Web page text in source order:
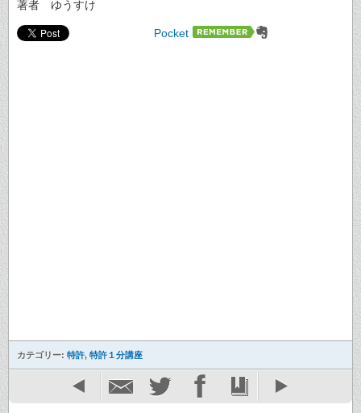
著者 ゆうすけ
Pocket
カテゴリー: 特許, 特許１分講座